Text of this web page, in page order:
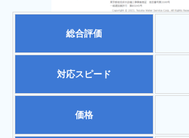
総合評価
対応スピード
価格